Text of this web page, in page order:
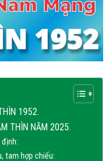
1952.
THÌN NĂM 2025.
tam hợp chiếu: